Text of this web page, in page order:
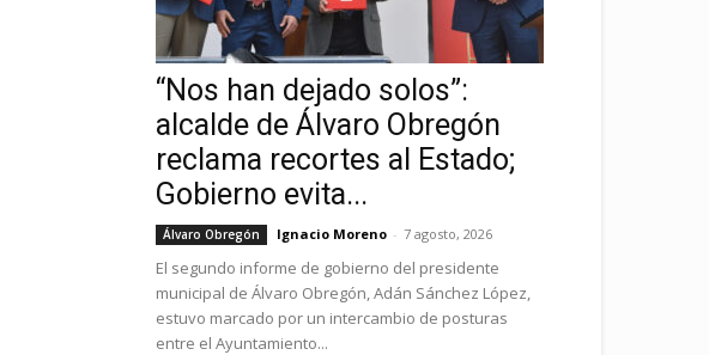
“Nos han dejado solos”:
alcalde de Álvaro Obregón
reclama recortes al Estado;
Gobierno evita...
Álvaro Obregón Ignacio Moreno - 7 agosto, 2026
El segundo informe de gobierno del presidente
municipal de Álvaro Obregón, Adán Sánchez López,
estuvo marcado por un intercambio de posturas
entre el Ayuntamiento...